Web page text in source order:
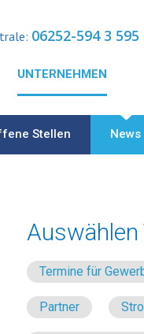
06252-594 3 595
UNTERNEHMEN
Stellen News
Auswählen
Termine für
Partner